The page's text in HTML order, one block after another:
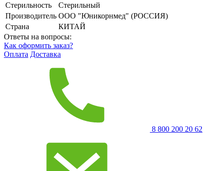
Стерильность
Стерильный
Производитель ООО "Юникорнмед" (РОССИЯ)
Страна
КИТАЙ
Ответы на вопросы:
Как оформить заказ?
Оплата Доставка
8 800 200 20 62